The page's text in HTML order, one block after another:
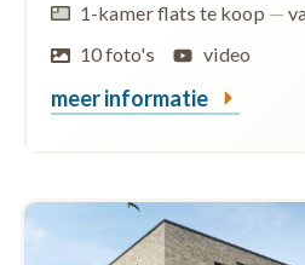
1-kamer flats te koop —
10 foto's
video
meer informatie